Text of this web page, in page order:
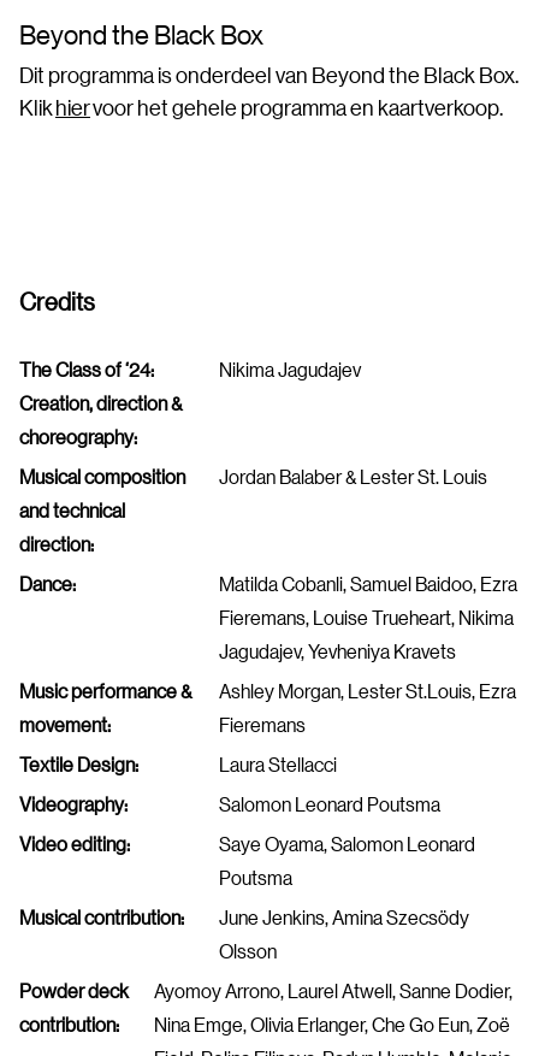
Beyond the Black Box
Dit programma is onderdeel van Beyond the Black Box.
Klikhiervoor het gehele programma en kaartverkoop.
Credits
The Class of ‘24:
Creation, direction &
choreography:
Nikima Jagudajev
Musical composition
and technical
direction:
Jordan Balaber & Lester St. Louis
Dance:
Matilda Cobanli, Samuel Baidoo, Ezra
Fieremans, Louise Trueheart, Nikima
Jagudajev, Yevheniya Kravets
Music performance &
movement:
Ashley Morgan, Lester St.Louis, Ezra
Fieremans
Textile Design:
Laura Stellacci
Videography:
Salomon Leonard Poutsma
Video editing:
Saye Oyama, Salomon Leonard
Poutsma
Musical contribution:
June Jenkins, Amina Szecsödy
Olsson
Powder deck
contribution:
Ayomoy Arrono, Laurel Atwell, Sanne Dodier,
Nina Emge, Olivia Erlanger, Che Go Eun, Zoë